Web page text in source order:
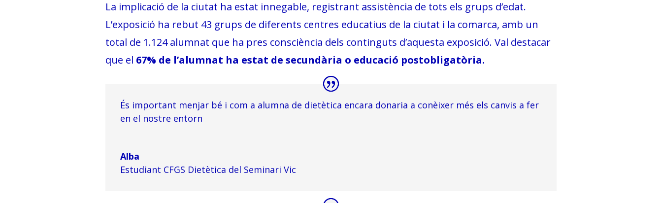
La implicació de la ciutat ha estat innegable, registrant assistència de tots els grups d’edat.
L’exposició ha rebut 43 grups de diferents centres educatius de la ciutat i la comarca, amb un
total de 1.124 alumnat que ha pres consciència dels continguts d’aquesta exposició. Val destacar
que el 67% de l’alumnat ha estat de secundària o educació postobligatòria.
És important menjar bé i com a alumna de dietètica encara donaria a conèixer més els canvis a fer
en el nostre entorn
Alba
Estudiant CFGS Dietètica del Seminari Vic